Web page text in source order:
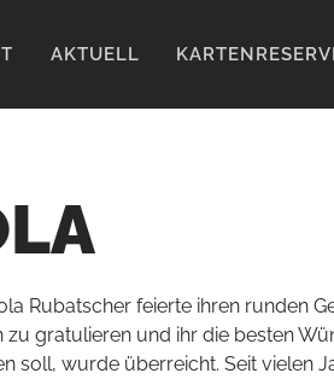
AKTUELL
Rubatscher feierte ihren runden
gratulieren und ihr die besten
soll, wurde überreicht. Seit vielen